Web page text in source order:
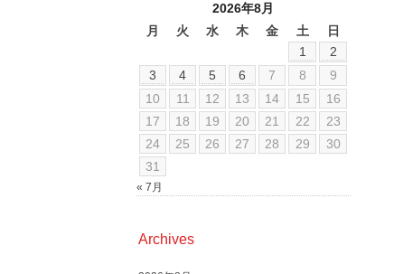
2026年8月
月
火 水 木 金 土
日
1
2
3
4 5 6 7 8
9
10
11 12 13 14 15
16
17
18 19 20 21 22
23
24
25 26 27 28 29
30
31
« 7月
Archives